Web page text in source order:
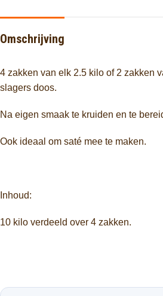
Omschrijving
4 zakken van elk 2.5 kilo of 2 zakken
slagers doos.
Na eigen smaak te kruiden en te
Ook ideaal om saté mee te maken.
Inhoud:
10 kilo verdeeld over 4 zakken.